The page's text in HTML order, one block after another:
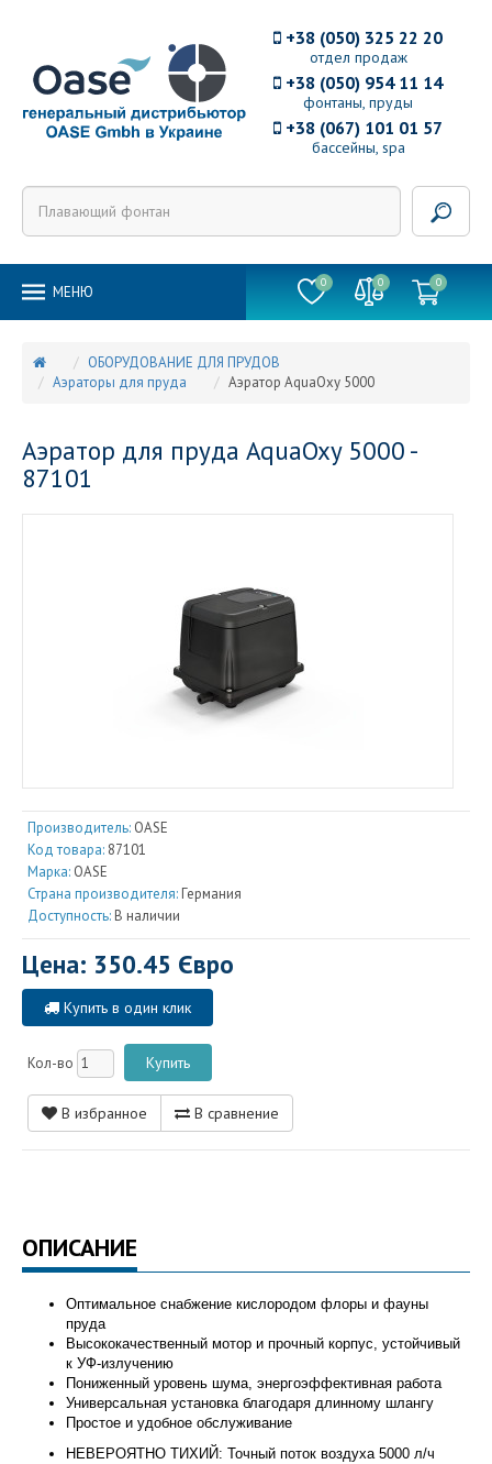
отдел продаж
+38 (050) 325 22 20
фонтаны, пруды
+38 (050) 954 11 14
бассейны, spa
+38 (067) 101 01 57
MEНЮ
0 0 0
ОБОРУДОВАНИЕ ДЛЯ ПРУДОВ
Аэраторы для пруда
Аэратор AquaOxy 5000
Аэратор для пруда AquaOxy 5000 -
87101
Производитель: OASE
Код товара: 87101
Марка: OASE
Страна производителя: Германия
Доступность: В наличии
Цена: 350.45 Євро
Купить в один клик
Кол-во
В избранное В сравнение
ОПИСАНИЕ
Оптимальное снабжение кислородом флоры и фауны
пруда
Высококачественный мотор и прочный корпус, устойчивый
к УФ-излучению
Пониженный уровень шума, энергоэффективная работа
Универсальная установка благодаря длинному шлангу
Простое и удобное обслуживание
НЕВЕРОЯТНО ТИХИЙ: Точный поток воздуха 5000 л/ч